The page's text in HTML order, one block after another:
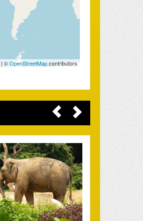
| ©OpenStreetMapcontributors